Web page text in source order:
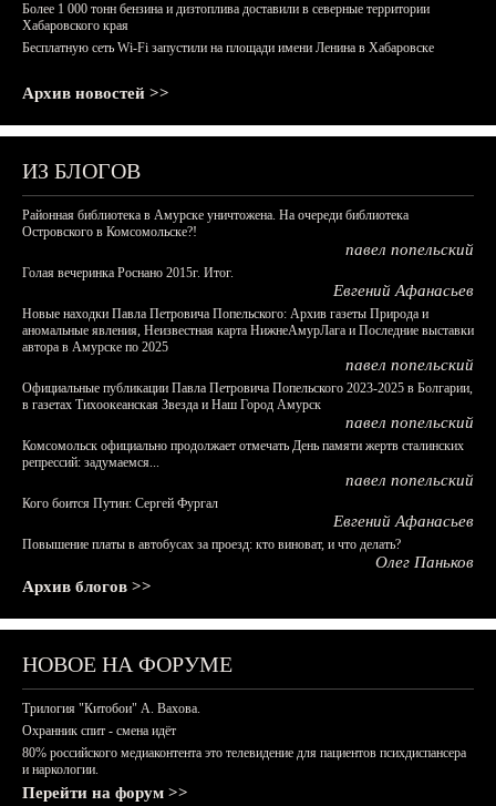
Более 1 000 тонн бензина и дизтоплива доставили в северные территории
Хабаровского края
Бесплатную сеть Wi-Fi запустили на площади имени Ленина в Хабаровске
Архив новостей >>
ИЗ БЛОГОВ
Районная библиотека в Амурске уничтожена. На очереди библиотека
Островского в Комсомольске?!
павел попельский
Голая вечеринка Роснано 2015г. Итог.
Евгений Афанасьев
Новые находки Павла Петровича Попельского: Архив газеты Природа и
аномальные явления, Неизвестная карта НижнеАмурЛага и Последние выставки
автора в Амурске по 2025
павел попельский
Официальные публикации Павла Петровича Попельского 2023-2025 в Болгарии,
в газетах Тихоокеанская Звезда и Наш Город Амурск
павел попельский
Комсомольск официально продолжает отмечать День памяти жертв сталинских
репрессий: задумаемся...
павел попельский
Кого боится Путин: Сергей Фургал
Евгений Афанасьев
Повышение платы в автобусах за проезд: кто виноват, и что делать?
Олег Паньков
Архив блогов >>
НОВОЕ НА ФОРУМЕ
Трилогия "Китобои" А. Вахова.
Охранник спит - смена идёт
80% российского медиаконтента это телевидение для пациентов психдиспансера
и наркологии.
Перейти на форум >>